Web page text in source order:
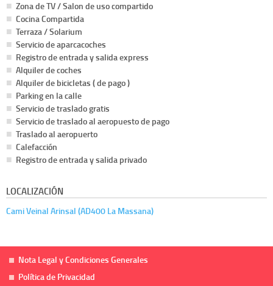
Zona de TV / Salon de uso compartido
Cocina Compartida
Terraza / Solarium
Servicio de aparcacoches
Registro de entrada y salida express
Alquiler de coches
Alquiler de bicicletas ( de pago )
Parking en la calle
Servicio de traslado gratis
Servicio de traslado al aeropuesto de pago
Traslado al aeropuerto
Calefacción
Registro de entrada y salida privado
LOCALIZACIÓN
Cami Veinal Arinsal (AD400 La Massana)
Nota Legal y Condiciones Generales
Política de Privacidad